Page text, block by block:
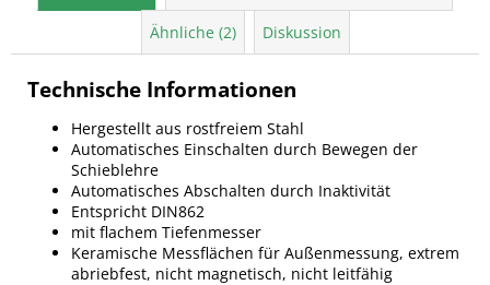
Ähnliche (2) Diskussion
Technische Informationen
Hergestellt aus rostfreiem Stahl
Automatisches Einschalten durch Bewegen der
Schieblehre
Automatisches Abschalten durch Inaktivität
Entspricht DIN862
mit flachem Tiefenmesser
Keramische Messflächen für Außenmessung, extrem
abriebfest, nicht magnetisch, nicht leitfähig